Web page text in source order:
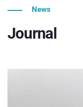
News
Journal